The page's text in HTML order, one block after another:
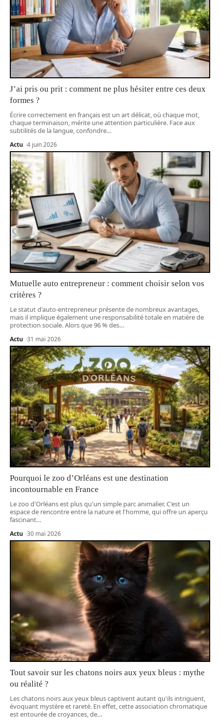
J’ai pris ou prit : comment ne plus hésiter entre ces deux
formes ?
Écrire correctement en français est un art délicat, où chaque mot,
chaque terminaison, mérite une attention particulière. Face aux
subtilités de la langue, confondre…
Actu 4 juin 2026
Mutuelle auto entrepreneur : comment choisir selon vos
critères ?
Le statut d'auto-entrepreneur présente de nombreux avantages,
mais il implique également une responsabilité totale en matière de
protection sociale. Alors que 96 % des…
Actu 31 mai 2026
Pourquoi le zoo d’Orléans est une destination
incontournable en France
Le zoo d'Orléans est plus qu'un simple parc animalier. C'est un
espace de rencontre entre la nature et l'homme, qui offre un aperçu
fascinant…
Actu 30 mai 2026
Tout savoir sur les chatons noirs aux yeux bleus : mythe
ou réalité ?
Les chatons noirs aux yeux bleus captivent autant qu'ils intriguent,
évoquant mystère et rareté. En effet, cette association chromatique
est entourée de croyances, de…